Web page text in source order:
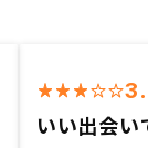
いい出会い